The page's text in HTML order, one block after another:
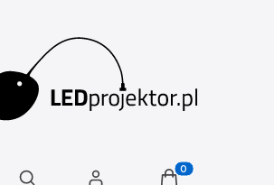
Otwórz wyszukiwarkę Produkty w